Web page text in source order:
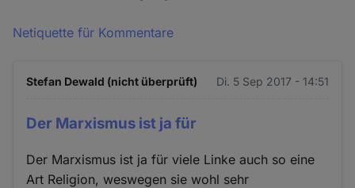
Netiquette für Kommentare
Stefan Dewald (nicht überprüft) Di. 5 Sep 2017 - 14:51
Der Marxismus ist ja für
Der Marxismus ist ja für viele Linke auch so eine
Art Religion, weswegen sie wohl sehr